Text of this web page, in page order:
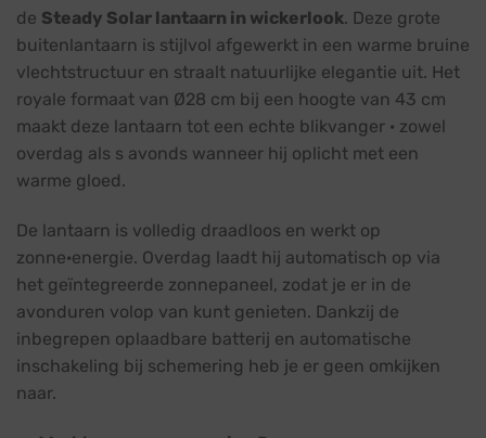
de Steady Solar lantaarn in wickerlook. Deze grote
buitenlantaarn is stijlvol afgewerkt in een warme bruine
vlechtstructuur en straalt natuurlijke elegantie uit. Het
royale formaat van Ø28 cm bij een hoogte van 43 cm
maakt deze lantaarn tot een echte blikvanger · zowel
overdag als s avonds wanneer hij oplicht met een
warme gloed.
De lantaarn is volledig draadloos en werkt op
zonne·energie. Overdag laadt hij automatisch op via
het geïntegreerde zonnepaneel, zodat je er in de
avonduren volop van kunt genieten. Dankzij de
inbegrepen oplaadbare batterij en automatische
inschakeling bij schemering heb je er geen omkijken
naar.